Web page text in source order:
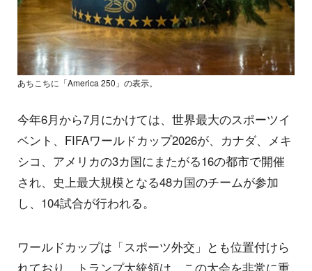
あちこちに「America 250」の表示。
今年6月から7月にかけては、世界最大のスポーツイ
ベント、FIFAワールドカップ2026が、カナダ、メキ
シコ、アメリカの3カ国にまたがる16の都市で開催
され、史上最大規模となる48カ国のチームが参加
し、104試合が行われる。
ワールドカップは「スポーツ外交」とも位置付けら
れており、トランプ大統領は、この大会を非常に重